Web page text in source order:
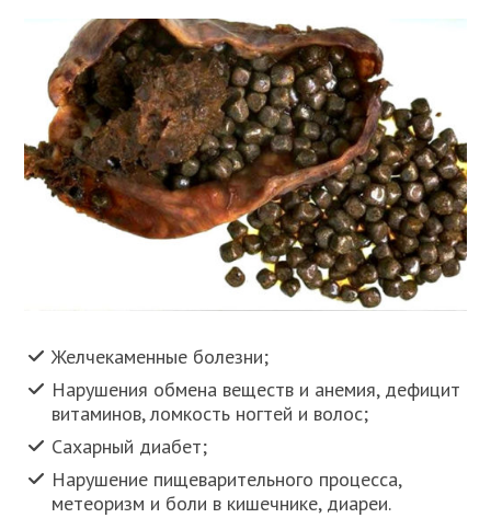
Желчекаменные болезни;
Нарушения обмена веществ и анемия, дефицит
витаминов, ломкость ногтей и волос;
Сахарный диабет;
Нарушение пищеварительного процесса,
метеоризм и боли в кишечнике, диареи.